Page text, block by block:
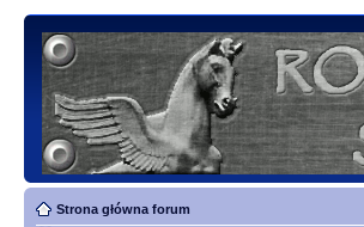
Strona główna forum